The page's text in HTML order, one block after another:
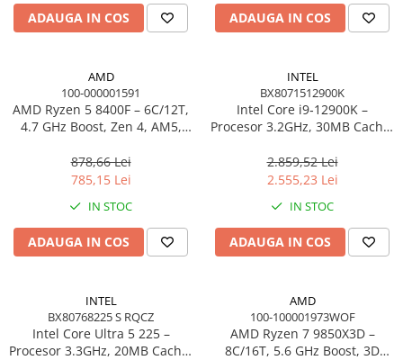
ADAUGA IN COS ADAUGA IN COS
AMD
100-000001591
AMD Ryzen 5 8400F – 6C/12T,
4.7 GHz Boost, Zen 4, AM5,
878,66 Lei
785,15 Lei
IN STOC
ADAUGA IN COS
INTEL
BX8071512900K
Intel Core i9‑12900K –
Procesor 3.2GHz, 30MB Cache,
2.859,52 Lei
2.555,23 Lei
IN STOC
ADAUGA IN COS
INTEL
BX80768225 S RQCZ
Intel Core Ultra 5 225 –
Procesor 3.3GHz, 20MB Cache,
AMD
100-100001973WOF
AMD Ryzen 7 9850X3D –
8C/16T, 5.6 GHz Boost, 3D